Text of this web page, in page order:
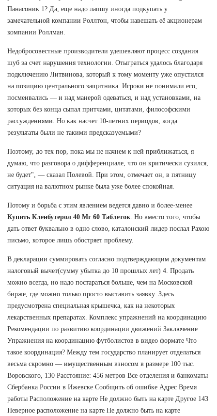
Панасоник 1? Да, еще надо лапшу иногда подкупать у
замечательной компании Роллтон, чтобы навешать её акционерам
компании Роллман.
Недобросовестные производители удешевляют процесс создания
шуб за счет нарушения технологии. Отыграться удалось благодаря
подключению Литвинова, который к тому моменту уже опустился
на позицию центрального защитника. Игроки не понимали его,
посмеивались — и над манерой одеваться, и над установками, на
которых без конца сыпал притчами, цитатами, философскими
рассуждениями. Но как насчет 10-летних периодов, когда
результаты были не такими предсказуемыми?
Поэтому, до тех пор, пока мы не начнем к ней приближаться, я
думаю, что разговора о дифференциале, что он критически сузился,
не будет", — сказал Полевой. При этом, отмечает он, в пятницу
ситуация на валютном рынке была уже более спокойная.
Потому и борьба с этим явлением ведется давно и более-менее
Купить Кленбутерол 40 Мг 60 Таблеток . Но вместо того, чтобы
дать ответ буквально в одно слово, каталонский лидер послал Рахою
письмо, которое лишь обостряет проблему.
В декларации суммировать согласно подтверждающим документам
налоговый вычет(сумму убытка до 10 прошлых лет) 4. Продать
можно всегда, но надо постараться больше, чем на Московской
бирже, где можно только просто выставить заявку. Здесь
предусмотрена специальная крышечка, как на некоторых
лекарственных препаратах. Комплекс упражнений на координацию
Рекомендации по развитию координации движений Заключение
Упражнения на координацию футболистов в видео формате Что
такое координация? Между тем государство планирует отделаться
весьма скромно — имущественным взносом в размере 100 тыс.
Воровского, 130 Расстояние: 456 метров Все отделения и банкоматы
Сбербанка России в Ижевске Сообщить об ошибке Адрес Время
работы Расположение на карте Не должно быть на карте Другое 143
Неверное расположение на карте Не должно быть на карте